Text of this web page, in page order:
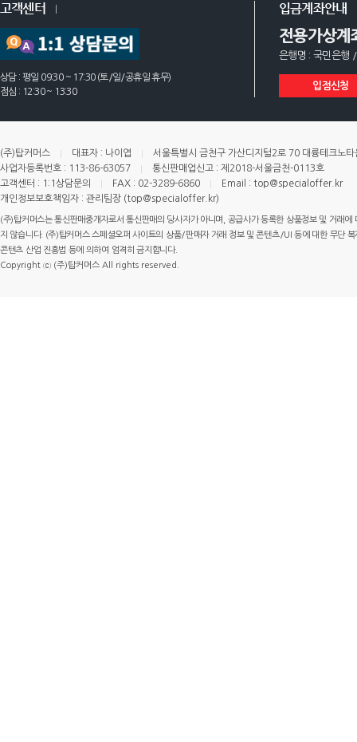
고객센터
상담 : 평일 09:30 ~ 17:30 (토/일/공휴일 휴무)
점심 : 12:30 ~ 13:30
입금계좌안내
전용가상계
은행명 : 국민은행
입점신청
(주)탑커머스 대표자 : 나이엽
서울특별시 금천구 가산디지털2로 70 대륭테크노
사업자등록번호 : 113-86-63057
통신판매업신고 : 제2018-서울금천-0113호
고객센터 : 1:1상담문의
FAX : 02-3289-6860
Email : top@specialoffer.kr
개인정보보호책임자 : 관리팀장 (top@specialoffer.kr)
(주)탑커머스는 통신판매중개자로서 통신판매의 당사자가 아니며, 공급사가 등록한 상품정보 및 거래
지 않습니다. (주)탑커머스 스페셜오퍼 사이트의 상품/판매자 거래 정보 및 콘텐츠/UI 등에 대한 무단
콘텐츠 산업 진흥법 등에 의하여 엄격히 금지합니다.
Copyright ⓒ (주)탑커머스 All rights reserved.